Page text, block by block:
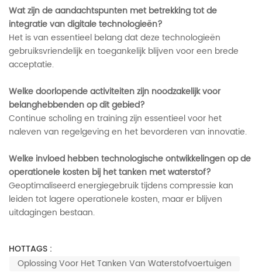
Wat zijn de aandachtspunten met betrekking tot de
integratie van digitale technologieën?
Het is van essentieel belang dat deze technologieën
gebruiksvriendelijk en toegankelijk blijven voor een brede
acceptatie.
Welke doorlopende activiteiten zijn noodzakelijk voor
belanghebbenden op dit gebied?
Continue scholing en training zijn essentieel voor het
naleven van regelgeving en het bevorderen van innovatie.
Welke invloed hebben technologische ontwikkelingen op de
operationele kosten bij het tanken met waterstof?
Geoptimaliseerd energiegebruik tijdens compressie kan
leiden tot lagere operationele kosten, maar er blijven
uitdagingen bestaan.
HOTTAGS :
Oplossing Voor Het Tanken Van Waterstofvoertuigen